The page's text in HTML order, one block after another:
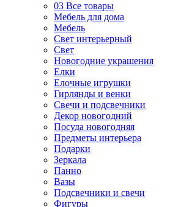
03 Все товары
Мебель для дома
Мебель
Свет интерьерный
Свет
Новогодние украшения
Елки
Елочные игрушки
Гирлянды и венки
Свечи и подсвечники
Декор новогодний
Посуда новогодняя
Предметы интерьера
Подарки
Зеркала
Панно
Вазы
Подсвечники и свечи
Фигуры